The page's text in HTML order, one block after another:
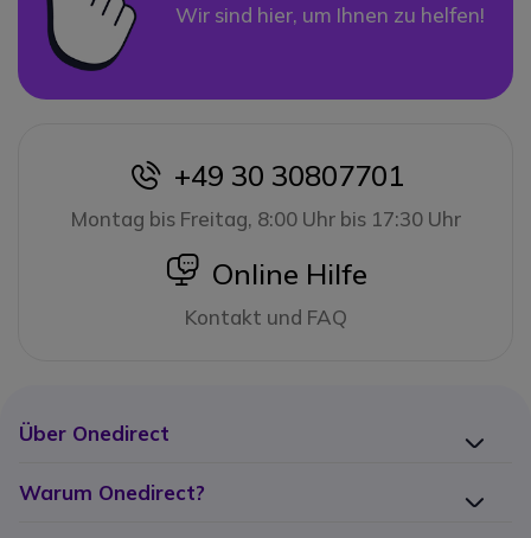
Wir sind hier, um Ihnen zu helfen!
icon
+49 30 30807701
Montag bis Freitag, 8:00 Uhr bis 17:30 Uhr
icon
Online Hilfe
Kontakt und FAQ
Über Onedirect
Warum Onedirect?